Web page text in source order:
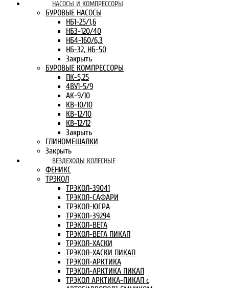
НАСОСЫ И КОМПРЕССОРЫ
БУРОВЫЕ НАСОСЫ
НБ1-25/1,6
НБ3-120/40
НБ4-160/6,3
НБ-32, НБ-50
Закрыть
БУРОВЫЕ КОМПРЕССОРЫ
ПК-5,25
4ВУ1-5/9
АК-9/10
КВ-10/10
КВ-12/10
КВ-12/12
Закрыть
ГЛИНОМЕШАЛКИ
Закрыть
ВЕЗДЕХОДЫ КОЛЕСНЫЕ
ФЕНИКС
ТРЭКОЛ
ТРЭКОЛ-39041
ТРЭКОЛ-САФАРИ
ТРЭКОЛ-ЮГРА
ТРЭКОЛ-39294
ТРЭКОЛ-ВЕГА
ТРЭКОЛ-ВЕГА ПИКАП
ТРЭКОЛ-ХАСКИ
ТРЭКОЛ-ХАСКИ ПИКАП
ТРЭКОЛ-АРКТИКА
ТРЭКОЛ-АРКТИКА ПИКАП
ТРЭКОЛ АРКТИКА-ПИКАП с